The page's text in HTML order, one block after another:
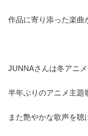
作品に寄り添った楽曲
JUNNAさんは冬アニ
半年ぶりのアニメ主題
また艶やかな歌声を聴